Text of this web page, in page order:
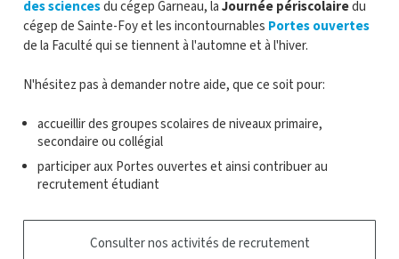
des sciencesdu cégep Garneau, la Journée périscolairedu
cégep de Sainte-Foy et les incontournables Portes ouvertes
de la Faculté qui se tiennent à l'automne et à l'hiver.
N'hésitez pas à demander notre aide, que ce soit pour:
accueillir des groupes scolaires de niveaux primaire,
secondaire ou collégial
participer aux Portes ouvertes et ainsi contribuer au
recrutement étudiant
Consulter nos activités de recrutement